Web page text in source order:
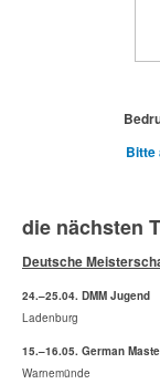
Bitte
die nächsten
Deutsche
24.–25.04. DMM Jugend
Ladenburg
15.–16.05. German
Warnemünde